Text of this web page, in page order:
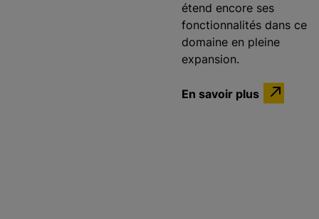
étend encore ses
fonctionnalités dans ce
domaine en pleine
expansion.
En savoir plus